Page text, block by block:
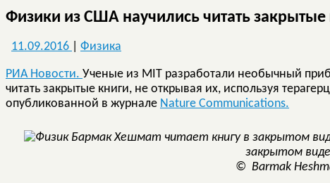
Физики из США научились читать закрытые
11.09.2016 Физика
РИА Новости. Ученые из MIT разработали необычный
читать закрытые книги, не открывая их, используя
опубликованной в журнале Nature Communications.
закрытом виде
© Barmak